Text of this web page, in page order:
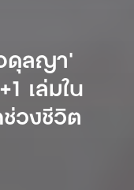
ดุลญา’
เล่มใน
วงชีวิต